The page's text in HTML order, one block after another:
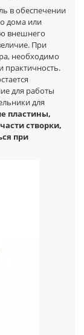
в обеспечении
дома или
внешнего
При
необходимо
практичность.
для работы
для
пластины,
створки,
при